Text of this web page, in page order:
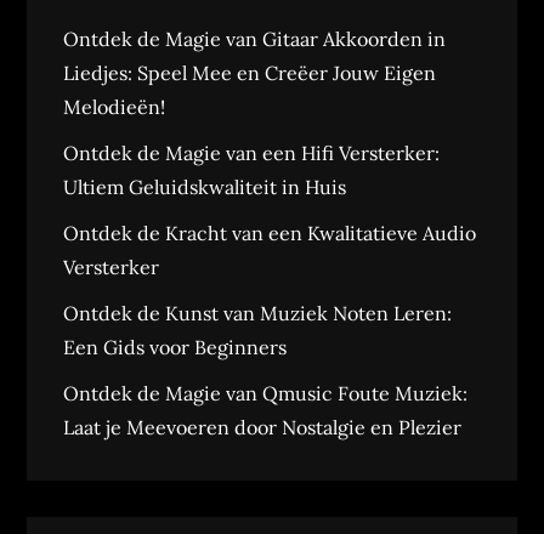
Ontdek de Magie van Gitaar Akkoorden in
Liedjes: Speel Mee en Creëer Jouw Eigen
Melodieën!
Ontdek de Magie van een Hifi Versterker:
Ultiem Geluidskwaliteit in Huis
Ontdek de Kracht van een Kwalitatieve Audio
Versterker
Ontdek de Kunst van Muziek Noten Leren:
Een Gids voor Beginners
Ontdek de Magie van Qmusic Foute Muziek:
Laat je Meevoeren door Nostalgie en Plezier